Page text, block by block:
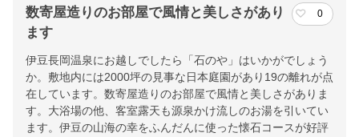
数寄屋造りのお部屋で風情と美しさがあり
ます
0
伊豆長岡温泉にお越しでしたら「石のや」はいかがでしょう
か。敷地内には2000坪の見事な日本庭園があり19の離れが点
在しています。数寄屋造りのお部屋で風情と美しさがありま
す。大浴場の他、客室露天も源泉かけ流しのお湯を引いてい
ます。伊豆の山海の幸をふんだんに使った懐石コースが好評